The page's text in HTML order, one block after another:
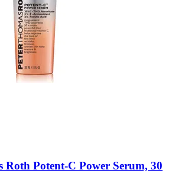
Roth Potent-​C Power Serum, 30